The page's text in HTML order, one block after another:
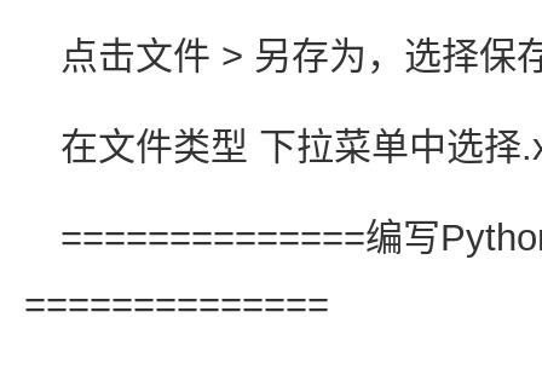
点击文件 > 另存为，选择保
在文件类型 下拉菜单中选择
==============编写
==============